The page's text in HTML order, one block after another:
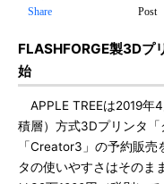
Share Post
FLASHFORGE製3Dプ
始
APPLE TREEは2019年
積層）方式3Dプリンタ
「Creator3」の予約販売
タの使いやすさはそのま